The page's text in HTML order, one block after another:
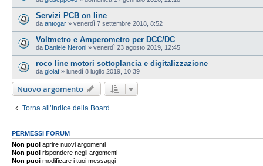
Servizi PCB on line
da antogar » venerdì 7 settembre 2018, 8:52
Voltmetro e Amperometro per DCC/DC
da Daniele Neroni » venerdì 23 agosto 2019, 12:45
roco line motori sottoplancia e digitalizzazione
da giolaf » lunedì 8 luglio 2019, 10:39
Nuovo argomento
Torna all’Indice della Board
PERMESSI FORUM
Non puoi aprire nuovi argomenti
Non puoi rispondere negli argomenti
Non puoi modificare i tuoi messaggi